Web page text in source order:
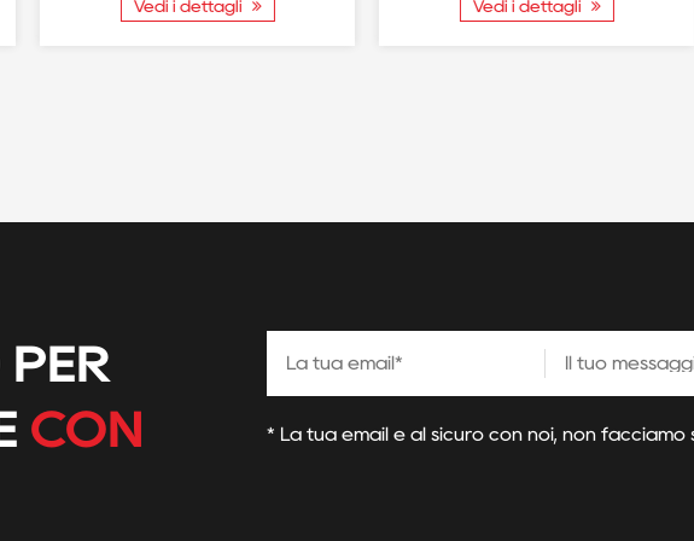
Vedi i dettagli Vedi i dettagli
CON
* La tua email è al sicuro con noi, non facciamo